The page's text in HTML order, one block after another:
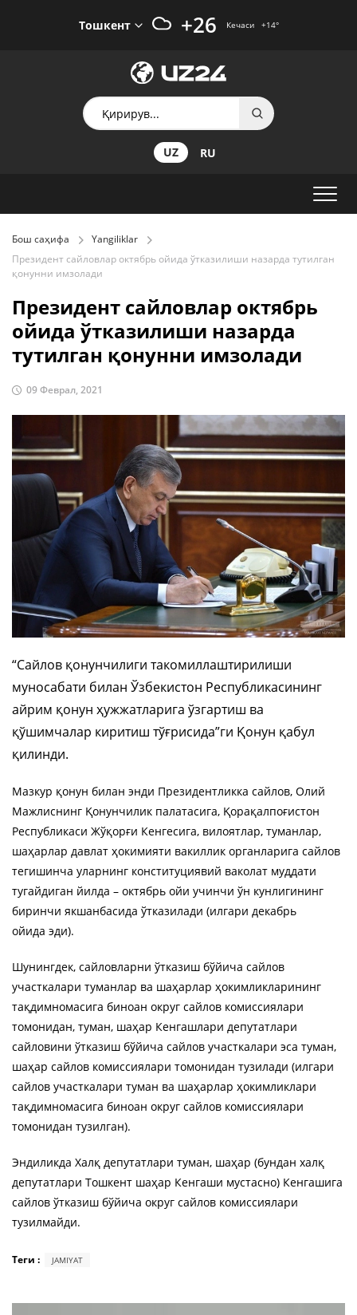
Тошкент +26 Кечаси +14°
UZ RU
Бош саҳифа
Yangiliklar
Президент сайловлар октябрь ойида ўтказилиши назарда тутилган
қонунни имзолади
Президент сайловлар октябрь
ойида ўтказилиши назарда
тутилган қонунни имзолади
09 Феврал, 2021
“Сайлов қонунчилиги такомиллаштирилиши
муносабати билан Ўзбекистон Республикасининг
айрим қонун ҳужжатларига ўзгартиш ва
қўшимчалар киритиш тўғрисида”ги Қонун қабул
қилинди.
Мазкур қонун билан энди Президентликка сайлов, Олий
Мажлиснинг Қонунчилик палатасига, Қорақалпоғистон
Республикаси Жўқорғи Кенгесига, вилоятлар, туманлар,
шаҳарлар давлат ҳокимияти вакиллик органларига сайлов
тегишинча уларнинг конституциявий ваколат муддати
тугайдиган йилда – октябрь ойи учинчи ўн кунлигининг
биринчи якшанбасида ўтказилади (илгари декабрь
ойида эди).
Шунингдек, сайловларни ўтказиш бўйича сайлов
участкалари туманлар ва шаҳарлар ҳокимликларининг
тақдимномасига биноан округ сайлов комиссиялари
томонидан, туман, шаҳар Кенгашлари депутатлари
сайловини ўтказиш бўйича сайлов участкалари эса туман,
шаҳар сайлов комиссиялари томонидан тузилади (илгари
сайлов участкалари туман ва шаҳарлар ҳокимликлари
тақдимномасига биноан округ сайлов комиссиялари
томонидан тузилган).
Эндиликда Халқ депутатлари туман, шаҳар (бундан халқ
депутатлари Тошкент шаҳар Кенгаши мустасно) Кенгашига
сайлов ўтказиш бўйича округ сайлов комиссиялари
тузилмайди.
Теги : JAMIYAT